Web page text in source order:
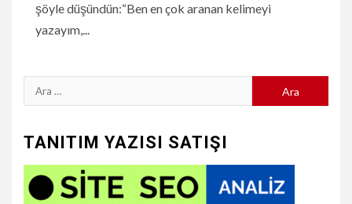
şöyle düşündün:“Ben en çok aranan kelimeyi
yazayım,...
Arama:
TANITIM YAZISI SATIŞI